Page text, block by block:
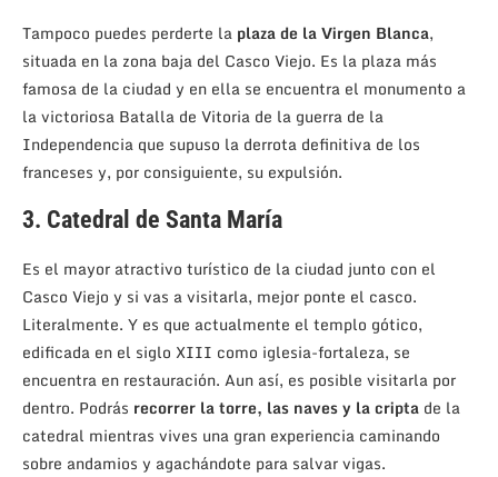
Tampoco puedes perderte la plaza de la Virgen Blanca,
situada en la zona baja del Casco Viejo. Es la plaza más
famosa de la ciudad y en ella se encuentra el monumento a
la victoriosa Batalla de Vitoria de la guerra de la
Independencia que supuso la derrota definitiva de los
franceses y, por consiguiente, su expulsión.
3. Catedral de Santa María
Es el mayor atractivo turístico de la ciudad junto con el
Casco Viejo y si vas a visitarla, mejor ponte el casco.
Literalmente. Y es que actualmente el templo gótico,
edificada en el siglo XIII como iglesia-fortaleza, se
encuentra en restauración. Aun así, es posible visitarla por
dentro. Podrás recorrer la torre, las naves y la cripta de la
catedral mientras vives una gran experiencia caminando
sobre andamios y agachándote para salvar vigas.